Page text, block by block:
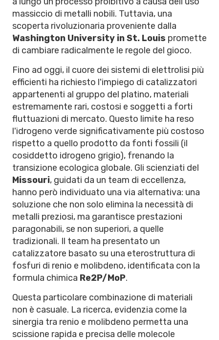
massiccio di metalli nobili. Tuttavia, una
scoperta rivoluzionaria proveniente dalla
Washington University in St. Louis promette
di cambiare radicalmente le regole del gioco.
Fino ad oggi, il cuore dei sistemi di elettrolisi più
efficienti ha richiesto l'impiego di catalizzatori
appartenenti al gruppo del platino, materiali
estremamente rari, costosi e soggetti a forti
fluttuazioni di mercato. Questo limite ha reso
l'idrogeno verde significativamente più costoso
rispetto a quello prodotto da fonti fossili (il
cosiddetto idrogeno grigio), frenando la
transizione ecologica globale. Gli scienziati del
Missouri, guidati da un team di eccellenza,
hanno però individuato una via alternativa: una
soluzione che non solo elimina la necessità di
metalli preziosi, ma garantisce prestazioni
paragonabili, se non superiori, a quelle
tradizionali. Il team ha presentato un
catalizzatore basato su una eterostruttura di
fosfuri di renio e molibdeno, identificata con la
formula chimica Re2P/MoP.
Questa particolare combinazione di materiali
non è casuale. La ricerca, evidenzia come la
sinergia tra renio e molibdeno permetta una
scissione rapida e precisa delle molecole